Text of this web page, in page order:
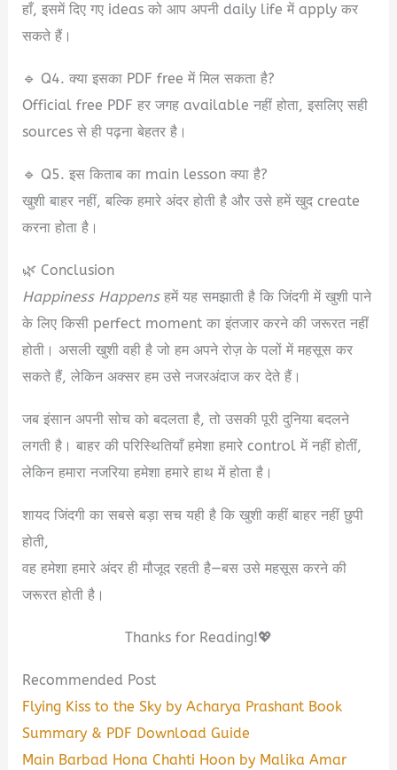
हाँ, इसमें दिए गए ideas को आप अपनी daily life में apply कर
सकते हैं।
🔹 Q4. क्या इसका PDF free में मिल सकता है?
Official free PDF हर जगह available नहीं होता, इसलिए सही
sources से ही पढ़ना बेहतर है।
🔹 Q5. इस किताब का main lesson क्या है?
खुशी बाहर नहीं, बल्कि हमारे अंदर होती है और उसे हमें खुद create
करना होता है।
🌿 Conclusion
Happiness Happensहमें यह समझाती है कि जिंदगी में खुशी पाने
के लिए किसी perfect moment का इंतजार करने की जरूरत नहीं
होती। असली खुशी वही है जो हम अपने रोज़ के पलों में महसूस कर
सकते हैं, लेकिन अक्सर हम उसे नजरअंदाज कर देते हैं।
जब इंसान अपनी सोच को बदलता है, तो उसकी पूरी दुनिया बदलने
लगती है। बाहर की परिस्थितियाँ हमेशा हमारे control में नहीं होतीं,
लेकिन हमारा नजरिया हमेशा हमारे हाथ में होता है।
शायद जिंदगी का सबसे बड़ा सच यही है कि खुशी कहीं बाहर नहीं छुपी
होती,
वह हमेशा हमारे अंदर ही मौजूद रहती है—बस उसे महसूस करने की
जरूरत होती है।
Thanks for Reading!💖
Recommended Post
Flying Kiss to the Sky by Acharya Prashant Book
Summary & PDF Download Guide
Main Barbad Hona Chahti Hoon by Malika Amar